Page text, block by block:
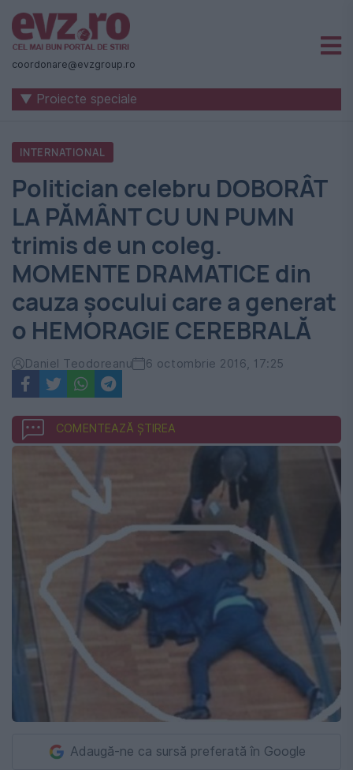
Știri
naționale
internaționale
România
-
Evenimentul
Zilei
coordonare@evzgroup.ro
▼ Proiecte speciale
INTERNATIONAL
Politician celebru DOBORÂT
LA PĂMÂNT CU UN PUMN
trimis de un coleg.
MOMENTE DRAMATICE din
cauza şocului care a generat
o HEMORAGIE CEREBRALĂ
Daniel Teodoreanu 6 octombrie 2016, 17:25
COMENTEAZĂ ȘTIREA
Adaugă-ne ca sursă preferată în Google